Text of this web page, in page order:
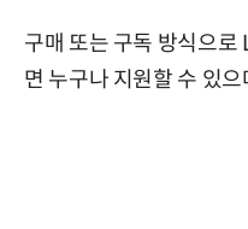
구매 또는 구독 방식으로
면 누구나 지원할 수 있